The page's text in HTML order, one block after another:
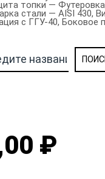
топки —
стали — AISI 430,
с ГГУ-40, Боковое
₽